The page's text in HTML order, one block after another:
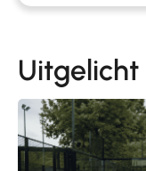
Uitgelicht